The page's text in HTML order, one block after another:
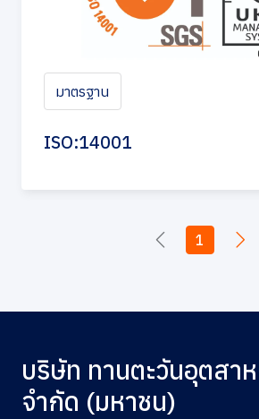
มาตรฐาน
ISO:14001
1
บริษัท ทานตะวันอุตสา
จำกัด (มหาชน)